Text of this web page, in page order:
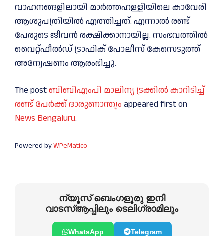
വാഹനങ്ങളിലായി മാർത്തഹള്ളിയിലെ കാവേരി
ആശുപത്രിയിൽ എത്തിച്ചത്. എന്നാൽ രണ്ട്
പേരുടെ ജീവൻ രക്ഷിക്കാനായില്ല. സംഭവത്തിൽ
വൈറ്റ്ഫീൽഡ് ട്രാഫിക് പോലീസ് കേസെടുത്ത്
അന്വേഷണം ആരംഭിച്ചു.
The postബിബിഎംപി മാലിന്യ ട്രക്കിൽ കാറിടിച്ച്
രണ്ട് പേർക്ക് ദാരുണാന്ത്യം appeared first on
News Bengaluru.
Powered byWPeMatico
ന്യൂസ് ബെംഗളൂരു ഇനി
വാടസ്ആപ്പിലും ടെലിഗ്രാമിലും
WhatsApp Telegram